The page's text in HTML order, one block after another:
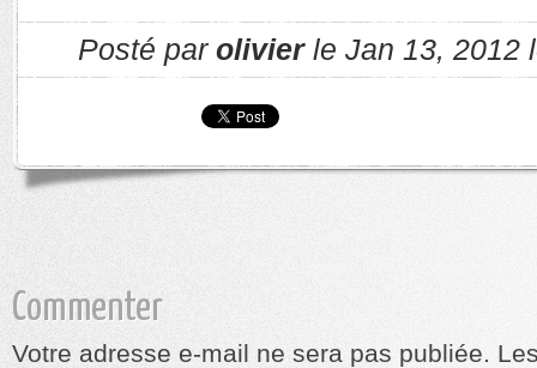
Posté par olivierle Jan 13, 2012
Commenter
Votre adresse e-mail ne sera pas publiée.